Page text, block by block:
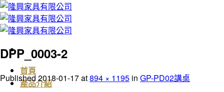
Skip
to
content
首頁
產品介紹
DPP_0003-2
Published2018-01-17at894 × 1195 in GP-PD02講桌